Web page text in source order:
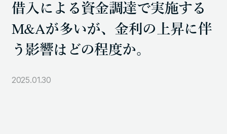
LOCATION
105-7306
借入による資金調達で実施する
M&Aが多いが、金利の上昇に伴
う影響はどの程度か。
2025.01.30